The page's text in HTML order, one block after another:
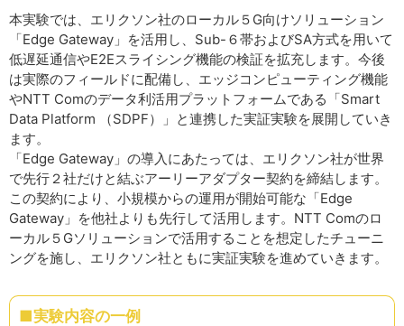
本実験では、エリクソン社のローカル５G向けソリューション
「Edge Gateway」を活用し、Sub-６帯およびSA方式を用いて
低遅延通信やE2Eスライシング機能の検証を拡充します。今後
は実際のフィールドに配備し、エッジコンピューティング機能
やNTT Comのデータ利活用プラットフォームである「Smart
Data Platform （SDPF）」と連携した実証実験を展開していき
ます。
「Edge Gateway」の導入にあたっては、エリクソン社が世界
で先行２社だけと結ぶアーリーアダプター契約を締結します。
この契約により、小規模からの運用が開始可能な「Edge
Gateway」を他社よりも先行して活用します。NTT Comのロ
ーカル５Gソリューションで活用することを想定したチューニ
ングを施し、エリクソン社ともに実証実験を進めていきます。
■実験内容の一例